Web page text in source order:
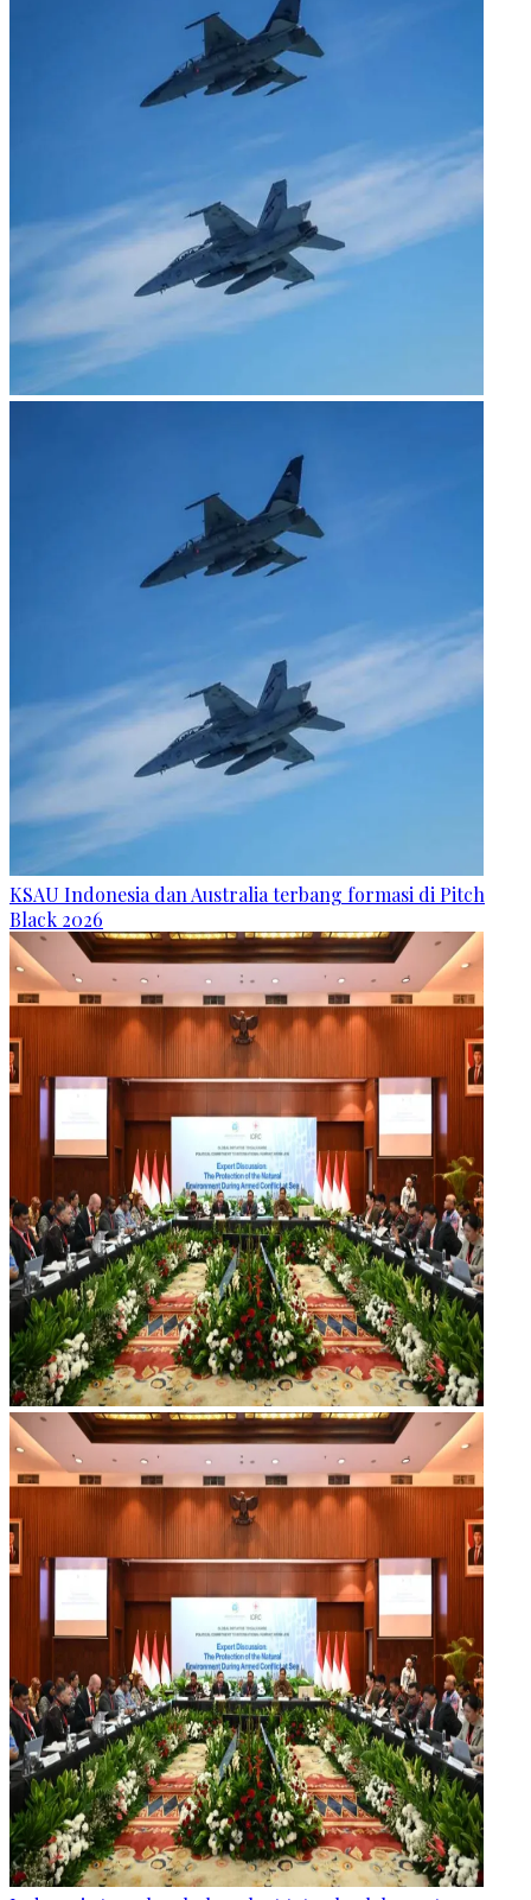
KSAU Indonesia dan Australia terbang formasi di Pitch
Black 2026